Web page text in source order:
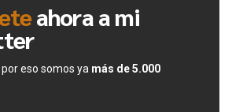
ahora a mi
eso somos ya más de 5.000